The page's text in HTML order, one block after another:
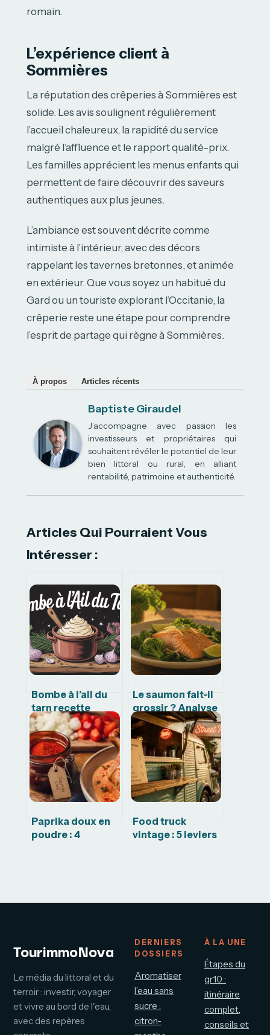
romain.
L’expérience client à
Sommières
La réputation des crêperies à Sommières est
solide. Les avis soulignent régulièrement
l’accueil chaleureux, la rapidité du service
malgré l’affluence et le rapport qualité-prix.
Les familles apprécient les menus enfants qui
permettent de faire découvrir des saveurs
authentiques aux plus jeunes.
L’ambiance est souvent décrite comme
intimiste à l’intérieur, avec des décors
rappelant les tavernes bretonnes, et animée
en extérieur. Que vous soyez un habitué du
Gard ou un touriste explorant l’Occitanie, la
crêperie reste une étape pour comprendre
l’esprit de partage qui règne à Sommières.
À propos Articles récents
Baptiste Giraudel
J’accompagne avec passion les
investisseurs et propriétaires qui
souhaitent révéler le potentiel de leur
bien littoral ou rural, en alliant
rentabilité, patrimoine et authenticité.
Articles Qui Pourraient Vous
Intéresser :
Bombe à l’ail du
tarn recette
authentique et
astuces de grand-
mère
Le saumon fait-il
grossir ? Analyse
nutritionnelle et
conseils pour
votre perte de
poids
Paprika doux en
poudre : 4
Food truck
vintage : 5 leviers
TourimmoNova
Le média du littoral et du
terroir : investir, voyager
et vivre au bord de l'eau,
avec des repères
DERNIERS
DOSSIERS
Aromatiser
l’eau sans
sucre :
citron-
À LA UNE
Étapes du
gr10 :
itinéraire
complet,
conseils et